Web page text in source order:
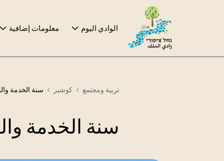
الوادي اليوم معلومات إضافية
تربية ومجتمع كوشير سنة الخدمة
سنة الخدمة